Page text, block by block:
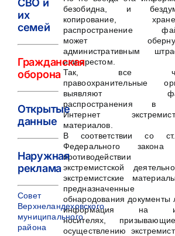
безобидна, и
копирование,
распространение
может
административным
или арестом.
Так, все
правоохранительные
выявляют
распространения в
Интернет
материалов.
В соответствии со
Федерального
противодействии
экстремистской
экстремистские
предназначенные
обнародования документы
информация на
носителях,
осуществлению
СВО и
их
семей
Гражданская
оборона
Открытые
данные
Наружная
реклама
Совет
Верхнеландеховского
муниципального
района